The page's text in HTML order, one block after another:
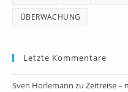
ÜBERWACHUNG
Letzte Kommentare
Sven Horlemann zu Zeitreise –